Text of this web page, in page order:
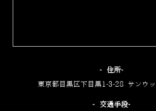
‐住所‐
東京都目黒区下目黒1-3-28 サンウ
‐交通手段‐